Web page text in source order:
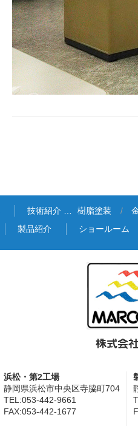
技術紹介 … 樹脂塗装
製品紹介 ショールーム
浜松・第2工場
静岡県浜松市中央区寺脇町704
TEL:053-442-9661
FAX:053-442-1677